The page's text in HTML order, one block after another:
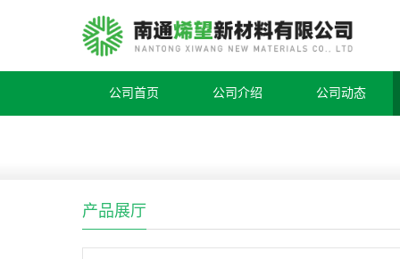
公司首页 公司介绍 公司动态
产品展厅